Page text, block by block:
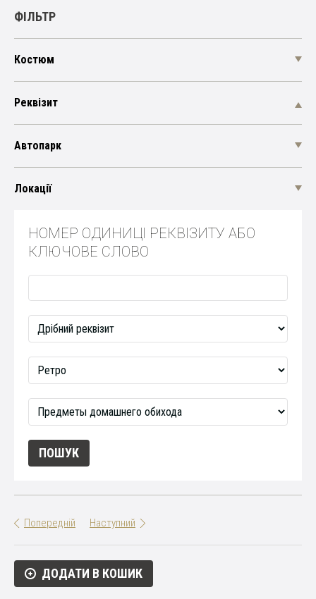
ФІЛЬТР
Костюм
Реквізит
Автопарк
Локації
НОМЕР ОДИНИЦІ РЕКВІЗИТУ АБО
КЛЮЧОВЕ СЛОВО
Попередній Наступний
ДОДАТИ В КОШИК